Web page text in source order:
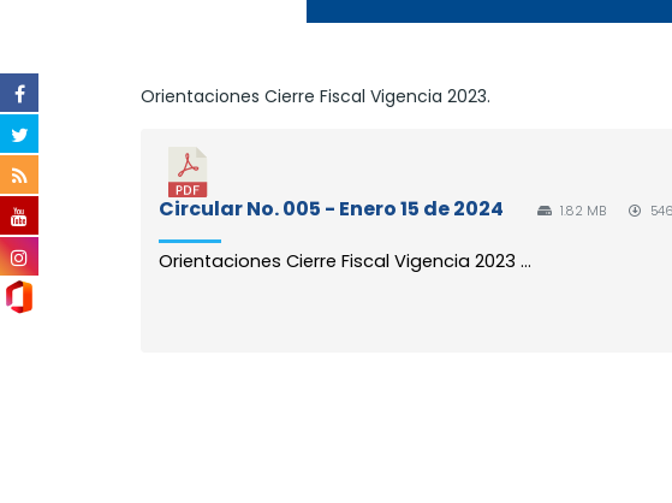
Orientaciones Cierre Fiscal Vigencia 2023.
Circular No. 005 - Enero 15 de 2024 1.82 MB
Orientaciones Cierre Fiscal Vigencia 2023 ...